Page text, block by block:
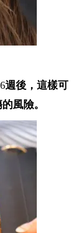
6週後，這樣可
風險。